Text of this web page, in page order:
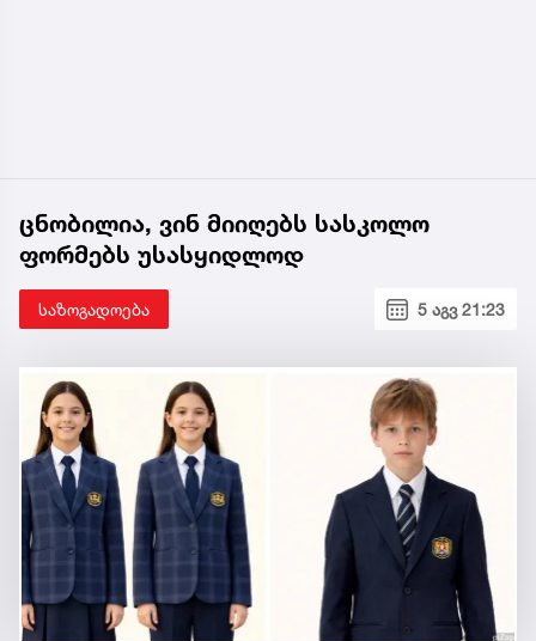
ცნობილია, ვინ მიიღებს სასკოლო
ფორმებს უსასყიდლოდ
საზოგადოება 5 აგვ 21:23